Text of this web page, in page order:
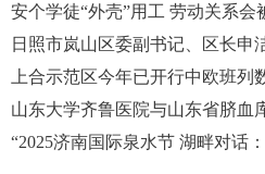
安个学徒“外壳”用工 劳动关系会
日照市岚山区委副书记、区长申
上合示范区今年已开行中欧班列